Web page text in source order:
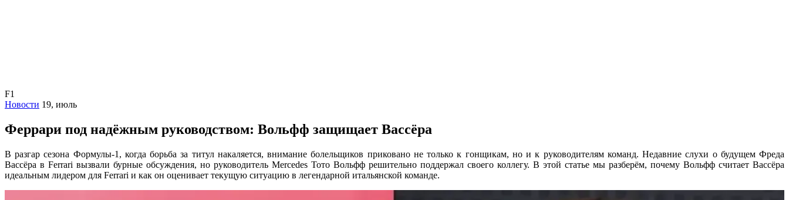
F1
Новости 19, июль
Феррари под надёжным руководством: Вольфф защищает Вассёра
В разгар сезона Формулы-1, когда борьба за титул накаляется, внимание болельщиков приковано не только к гонщикам, но и к руководителям команд. Недавние слухи о будущем Фреда
Вассёра в Ferrari вызвали бурные обсуждения, но руководитель Mercedes Тото Вольфф решительно поддержал своего коллегу. В этой статье мы разберём, почему Вольфф считает Вассёра
идеальным лидером для Ferrari и как он оценивает текущую ситуацию в легендарной итальянской команде.